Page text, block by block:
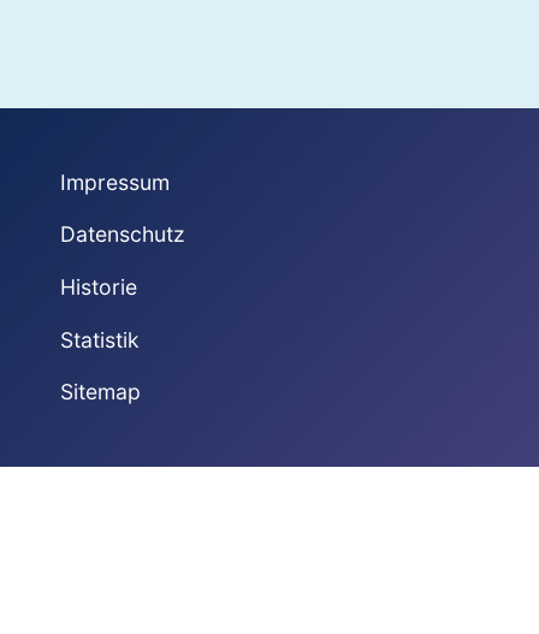
Impressum
Datenschutz
Historie
Statistik
Sitemap